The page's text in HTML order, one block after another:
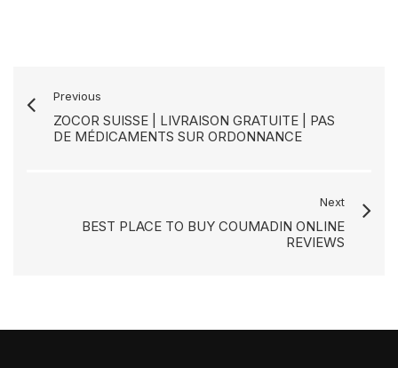
Previous
ZOCOR SUISSE | LIVRAISON GRATUITE | PAS
DE MÉDICAMENTS SUR ORDONNANCE
Next
BEST PLACE TO BUY COUMADIN ONLINE
REVIEWS